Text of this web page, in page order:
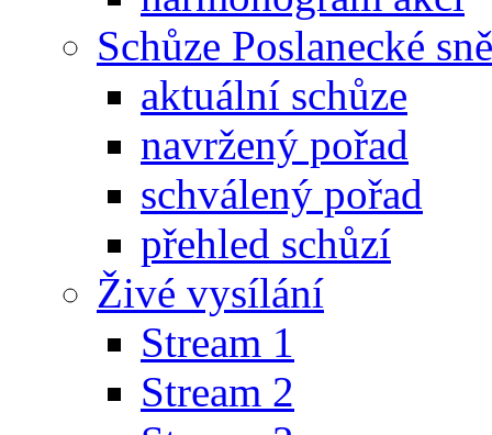
Schůze Poslanecké
aktuální schůze
navržený pořad
schválený pořad
přehled schůzí
Živé vysílání
Stream 1
Stream 2